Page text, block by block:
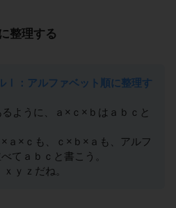
整理する
Ⅰ：アルファベット順に整理す
るように、ａ×ｃ×ｂはａｂｃと
ａ×ｃも、ｃ×ｂ×ａも、アルフ
てａｂｃと書こう。
ｙｚだね。